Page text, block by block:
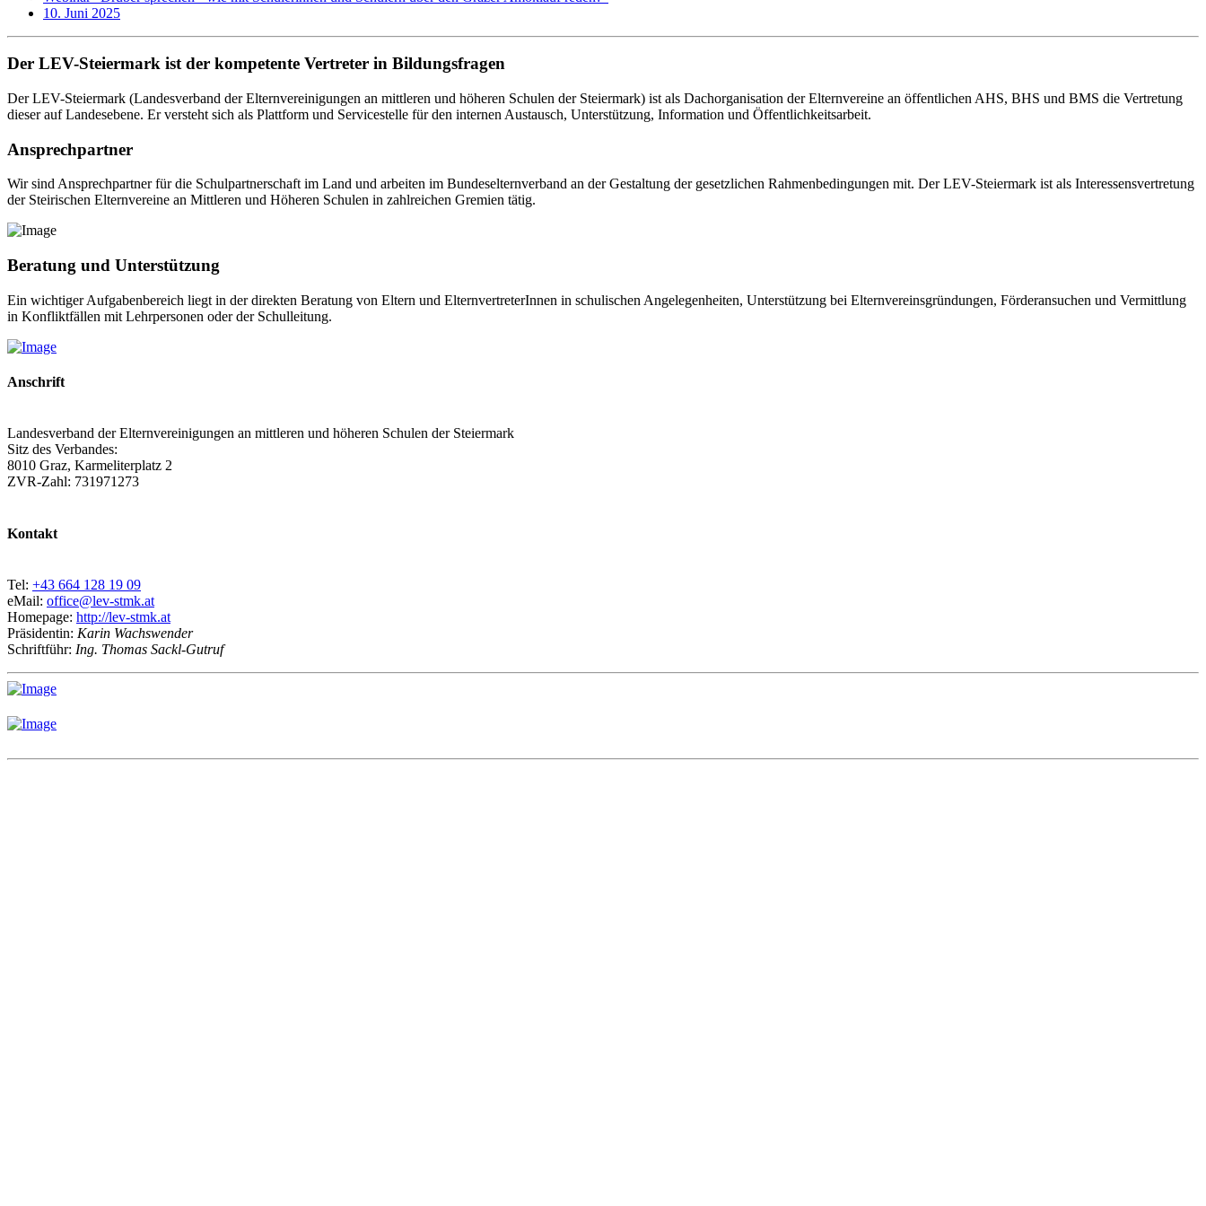
10. Juni 2025
Der LEV-Steiermark ist der kompetente Vertreter in Bildungsfragen
Der LEV-Steiermark (Landesverband der Elternvereinigungen an mittleren und höheren Schulen der Steiermark) ist als Dachorganisation der Elternvereine an öffentlichen AHS, BHS und BMS die Vertretung
dieser auf Landesebene. Er versteht sich als Plattform und Servicestelle für den internen Austausch, Unterstützung, Information und Öffentlichkeitsarbeit.
Ansprechpartner
Wir sind Ansprechpartner für die Schulpartnerschaft im Land und arbeiten im Bundeselternverband an der Gestaltung der gesetzlichen Rahmenbedingungen mit. Der LEV-Steiermark ist als Interessensvertretung
der Steirischen Elternvereine an Mittleren und Höheren Schulen in zahlreichen Gremien tätig.
Beratung und Unterstützung
Ein wichtiger Aufgabenbereich liegt in der direkten Beratung von Eltern und ElternvertreterInnen in schulischen Angelegenheiten, Unterstützung bei Elternvereinsgründungen, Förderansuchen und Vermittlung
in Konfliktfällen mit Lehrpersonen oder der Schulleitung.
Anschrift
Landesverband der Elternvereinigungen an mittleren und höheren Schulen der Steiermark
Sitz des Verbandes:
8010 Graz, Karmeliterplatz 2
ZVR-Zahl: 731971273
Kontakt
Tel: +43 664 128 19 09
eMail: office@lev-stmk.at
Homepage: http://lev-stmk.at
Präsidentin: Karin Wachswender
Schriftführ: Ing. Thomas Sackl-Gutruf